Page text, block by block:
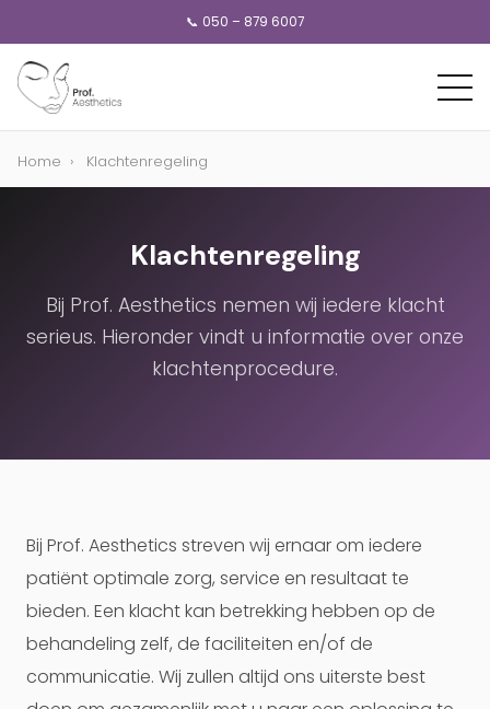
📞 050 – 879 6007
Home › Klachtenregeling
Klachtenregeling
Bij Prof. Aesthetics nemen wij iedere klacht
serieus. Hieronder vindt u informatie over onze
klachtenprocedure.
Bij Prof. Aesthetics streven wij ernaar om iedere
patiënt optimale zorg, service en resultaat te
bieden. Een klacht kan betrekking hebben op de
behandeling zelf, de faciliteiten en/of de
communicatie. Wij zullen altijd ons uiterste best